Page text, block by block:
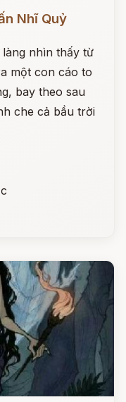
Nhĩ Quỷ
nhìn thấy từ
một con cáo to
bay theo sau
che cả bầu trời